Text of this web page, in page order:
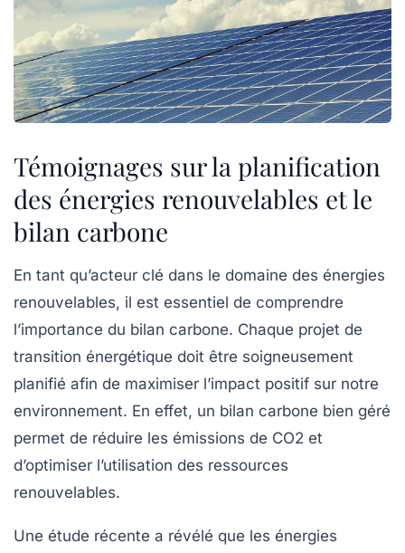
Témoignages sur la planification
des énergies renouvelables et le
bilan carbone
En tant qu’acteur clé dans le domaine des énergies
renouvelables, il est essentiel de comprendre
l’importance du bilan carbone. Chaque projet de
transition énergétique doit être soigneusement
planifié afin de maximiser l’impact positif sur notre
environnement. En effet, un bilan carbone bien géré
permet de réduire les émissions de CO2 et
d’optimiser l’utilisation des ressources
renouvelables.
Une étude récente a révélé que les énergies